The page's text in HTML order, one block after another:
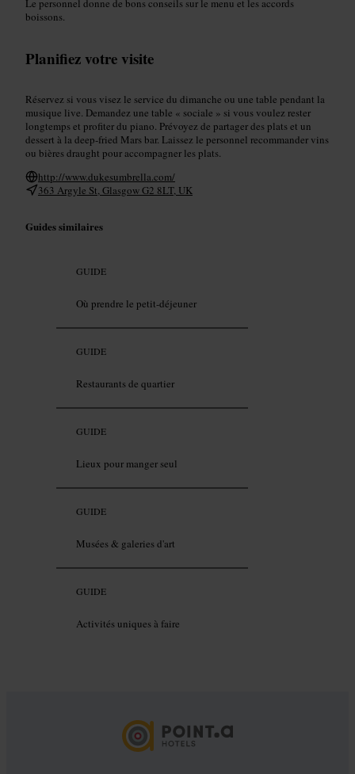
Le personnel donne de bons conseils sur le menu et les accords
boissons.
Planifiez votre visite
Réservez si vous visez le service du dimanche ou une table pendant la
musique live. Demandez une table « sociale » si vous voulez rester
longtemps et profiter du piano. Prévoyez de partager des plats et un
dessert à la deep-fried Mars bar. Laissez le personnel recommander vins
ou bières draught pour accompagner les plats.
http://www.dukesumbrella.com/
363 Argyle St, Glasgow G2 8LT, UK
Guides similaires
GUIDE
Où prendre le petit-déjeuner
GUIDE
Restaurants de quartier
GUIDE
Lieux pour manger seul
GUIDE
Musées & galeries d'art
GUIDE
Activités uniques à faire